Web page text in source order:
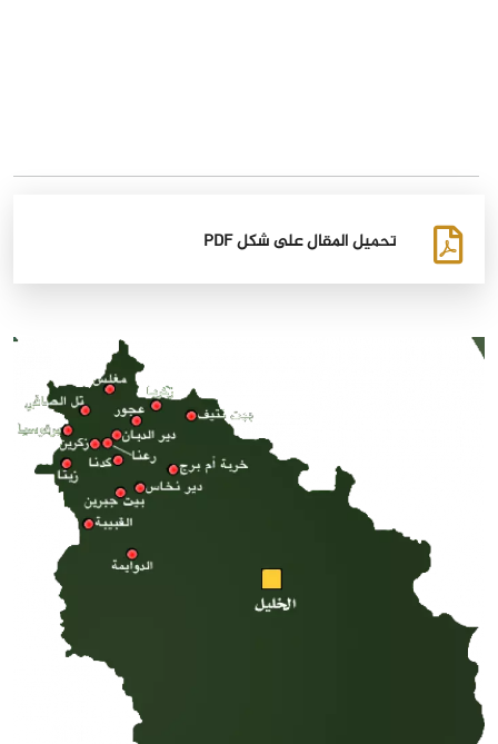
تحميل المقال على شكل PDF